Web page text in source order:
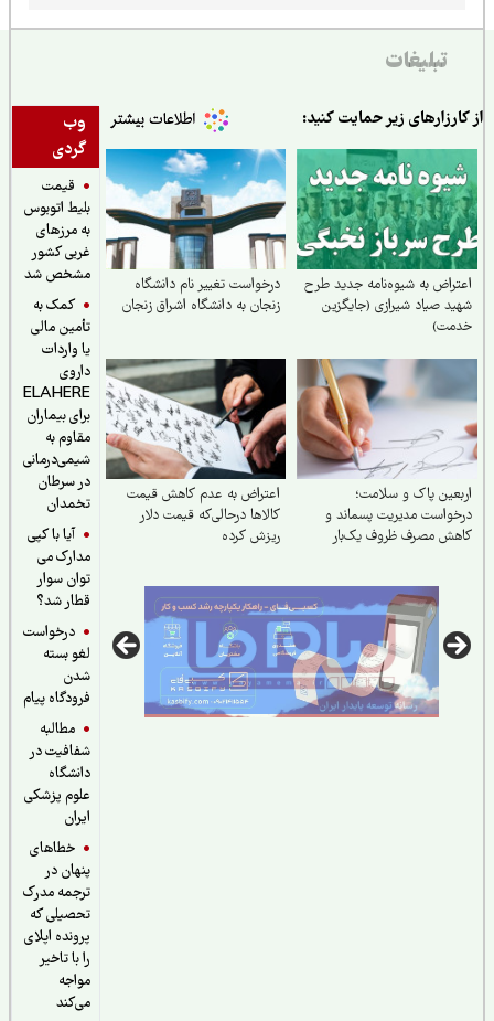
تبلیغات
وب
گردی
قیمت
بلیط اتوبوس
به مرزهای
غربی کشور
مشخص شد
کمک به
تأمین مالی
یا واردات
داروی
ELAHERE
برای بیماران
مقاوم به
شیمی‌درمانی
در سرطان
تخمدان
آیا با کپی
مدارک می
توان سوار
قطار شد؟
درخواست
لغو بسته
فرودگاه پیام
مطالبه
شفافیت در
دانشگاه
علوم پزشکی
خطاهای
پنهان در
ترجمه مدرک
تحصیلی که
پرونده اپلای
را با تاخیر
زیر حمایت کنید:
به شیوه‌نامه جدید طرح
صیاد شیرازی (جایگزین
درخواست تغییر نام دانشگاه
زنجان به دانشگاه اشراق زنجان
پاک و سلامت؛
مدیریت پسماند و
مصرف ظروف یک‌بار
اعتراض به عدم کاهش‌ قیمت
کالاها درحالی‌که قیمت دلار
ریزش کرده